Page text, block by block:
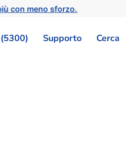
con meno sforzo.
Supporto Cerca